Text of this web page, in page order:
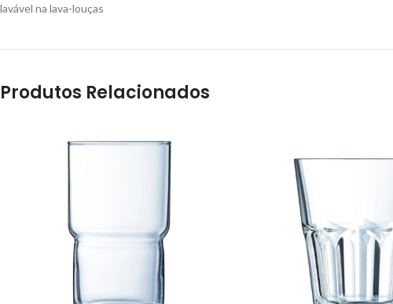
lavável na lava-louças
Produtos Relacionados